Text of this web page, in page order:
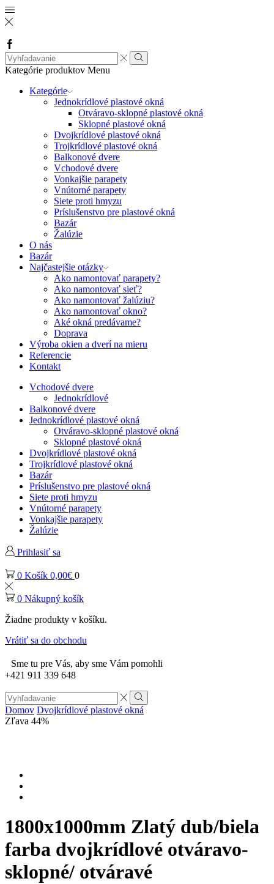
Facebook
Search
input
Vyhľadávanie
Kategórie produktov Menu
Kategórie
Jednokrídlové plastové okná
Otváravo-sklopné plastové okná
Sklopné plastové okná
Dvojkrídlové plastové okná
Trojkrídlové plastové okná
Balkonové dvere
Vchodové dvere
Vonkajšie parapety
Vnútorné parapety
Siete proti hmyzu
Príslušenstvo pre plastové okná
Bazár
Žalúzie
O nás
Bazár
Najčastejšie otázky
Ako namontovať parapety?
Ako namontovať sieť?
Ako namontovať žalúziu?
Ako namontovať okno?
Aké okná predávame?
Doprava
Výroba okien a dverí na mieru
Referencie
Kontakt
Vchodové dvere
Jednokrídlové
Balkonové dvere
Jednokrídlové plastové okná
Otváravo-sklopné plastové okná
Sklopné plastové okná
Dvojkrídlové plastové okná
Trojkrídlové plastové okná
Bazár
Príslušenstvo pre plastové okná
Siete proti hmyzu
Vnútorné parapety
Vonkajšie parapety
Žalúzie
Prihlasiť sa
0 Košík 0,00€ 0
0 Nákupný košík
Žiadne produkty v košíku.
Vrátiť sa do obchodu
Sme tu pre Vás, aby sme Vám pomohli
+421 911 339 648
Search
input
Vyhľadávanie
Domov Dvojkrídlové plastové okná
Zľava 44%
1800x1000mm Zlatý dub/biela
farba dvojkrídlové otváravo-
sklopné/ otváravé